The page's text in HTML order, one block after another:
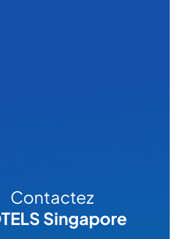
Contactez
Singapore